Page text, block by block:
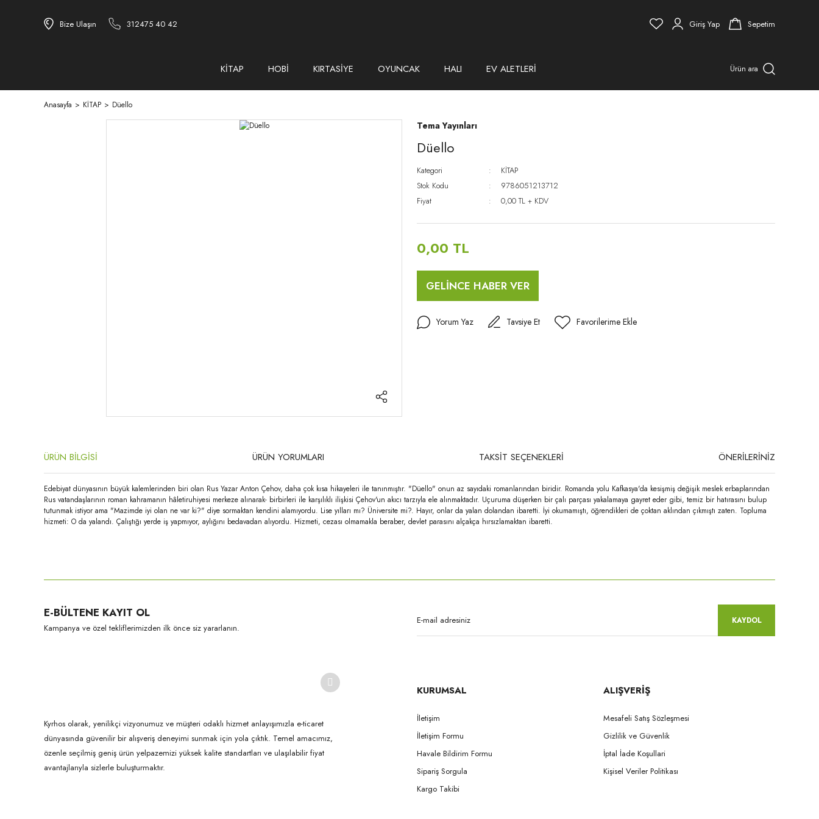
Bize Ulaşın 312475 40 42 Giriş Yap Sepetim
KİTAP HOBİ KIRTASİYE OYUNCAK HALI EV ALETLERİ Ürün ara
Anasayfa KİTAP Düello
Tema Yayınları
Düello
Kategori
KİTAP
Stok Kodu
9786051213712
Fiyat
0,00 TL + KDV
0,00 TL
GELİNCE HABER VER
Yorum Yaz Tavsiye Et
ÜRÜN BİLGİSİ ÜRÜN YORUMLARI TAKSİT SEÇENEKLERİ ÖNERİLERİNİZ
Edebiyat dünyasının büyük kalemlerinden biri olan Rus Yazar Anton Çehov, daha çok kısa hikayeleri ile tanınmıştır. "Düello" onun az sayıdaki romanlarından biridir. Romanda yolu Kafkasya'da kesişmiş değişik meslek erbaplarından
Rus vatandaşlarının roman kahramanın hâletiruhiyesi merkeze alınarak- birbirleri ile karşılıklı ilişkisi Çehov'un akıcı tarzıyla ele alınmaktadır. Uçuruma düşerken bir çalı parçası yakalamaya gayret eder gibi, temiz bir hatırasını bulup
tutunmak istiyor ama "Mazimde iyi olan ne var ki?" diye sormaktan kendini alamıyordu. Lise yılları mı? Üniversite mi?. Hayır, onlar da yalan dolandan ibaretti. İyi okumamıştı, öğrendikleri de çoktan aklından çıkmıştı zaten. Topluma
hizmeti: O da yalandı. Çalıştığı yerde iş yapmıyor, aylığını bedavadan alıyordu. Hizmeti, cezası olmamakla beraber, devlet parasını alçakça hırsızlamaktan ibaretti.
Ürün açıklamasında eksik bilgiler bulunuyor.
Ürün bilgilerinde hatalar bulunuyor.
E-BÜLTENE KAYIT OL
Kampanya ve özel tekliflerimizden ilk önce siz yararlanın.
KAYDOL
Kyrhos olarak, yenilikçi vizyonumuz ve müşteri odaklı hizmet anlayışımızla e-ticaret
dünyasında güvenilir bir alışveriş deneyimi sunmak için yola çıktık. Temel amacımız,
özenle seçilmiş geniş ürün yelpazemizi yüksek kalite standartları ve ulaşılabilir fiyat
avantajlarıyla sizlerle buluşturmaktır.
KURUMSAL
İletişim
İletişim Formu
Havale Bildirim Formu
Sipariş Sorgula
Kargo Takibi
ALIŞVERİŞ
Mesafeli Satış Sözleşmesi
Gizlilik ve Güvenlik
İptal İade Koşullari
Kişisel Veriler Politikası